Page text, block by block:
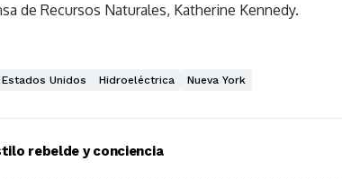
de Recursos Naturales, Katherine Kennedy.
Estados Unidos Hidroeléctrica Nueva York
rebelde y conciencia